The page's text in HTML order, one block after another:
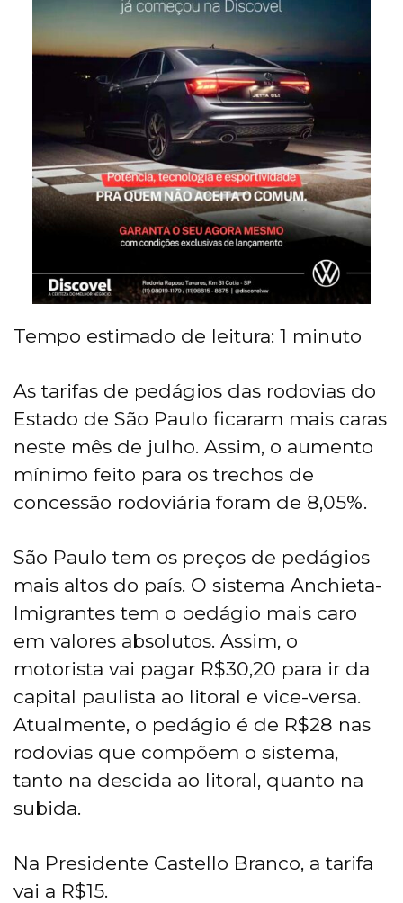
Tempo estimado de leitura: 1 minuto
As tarifas de pedágios das rodovias do
Estado de São Paulo ficaram mais caras
neste mês de julho. Assim, o aumento
mínimo feito para os trechos de
concessão rodoviária foram de 8,05%.
São Paulo tem os preços de pedágios
mais altos do país. O sistema Anchieta-
Imigrantes tem o pedágio mais caro
em valores absolutos. Assim, o
motorista vai pagar R$30,20 para ir da
capital paulista ao litoral e vice-versa.
Atualmente, o pedágio é de R$28 nas
rodovias que compõem o sistema,
tanto na descida ao litoral, quanto na
subida.
Na Presidente Castello Branco, a tarifa
vai a R$15.